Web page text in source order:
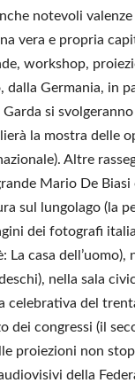
notevoli
vera e propria
workshop,
dalla Germania, in
si svolgeranno
la mostra delle
Altre
Mario De
sul lungolago (la
dei fotografi
casa
nella sala
del
congressi (il
proiezioni non
della